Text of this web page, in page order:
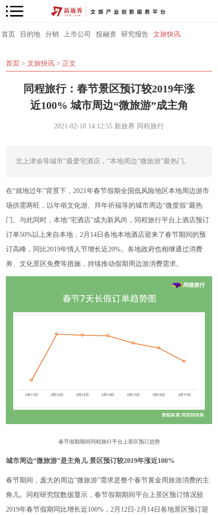
首页 目的地 分销 上市公司 投融资 研究报告 文旅快讯
首页 > 文旅快讯 > 正文
同程旅行：春节景区预订较2019年涨
近100% 城市周边“微旅游”成主角
2021-02-18 14:12:55 新旅界 同程旅行
北上津渝等城市“最爱宅酒店，”本地周边“微旅游”最热门。
在“就地过年”背景下，2021年春节假期全国低风险地区本地周边游市
场供需两旺，以年俗文化游、拜年祈福等的城市周边“微度假”最热
门。与此同时，本地“宅酒店”成为新风尚，同程旅行平台上酒店预订
订单50%以上来自本地，2月14日各地本地酒店迎来了春节期间的预
订高峰，同比2019年情人节增长近20%。各地政府也相继通过消费
券、文化景区免费等措施，持续推动假期周边游消费需求。
春节假期期间同程旅行平台上景区预订趋势
城市周边“微旅游”是主角儿 景区预订较2019年涨近100%
春节期间，庞大的周边“微旅游”需求是整个春节黄金周旅游消费的主
角儿。同程研究院数据显示，春节假期期间平台上景区预订情况较
2019年春节假期同比增长近100%，2月12日-2月14日各地景区预订迎